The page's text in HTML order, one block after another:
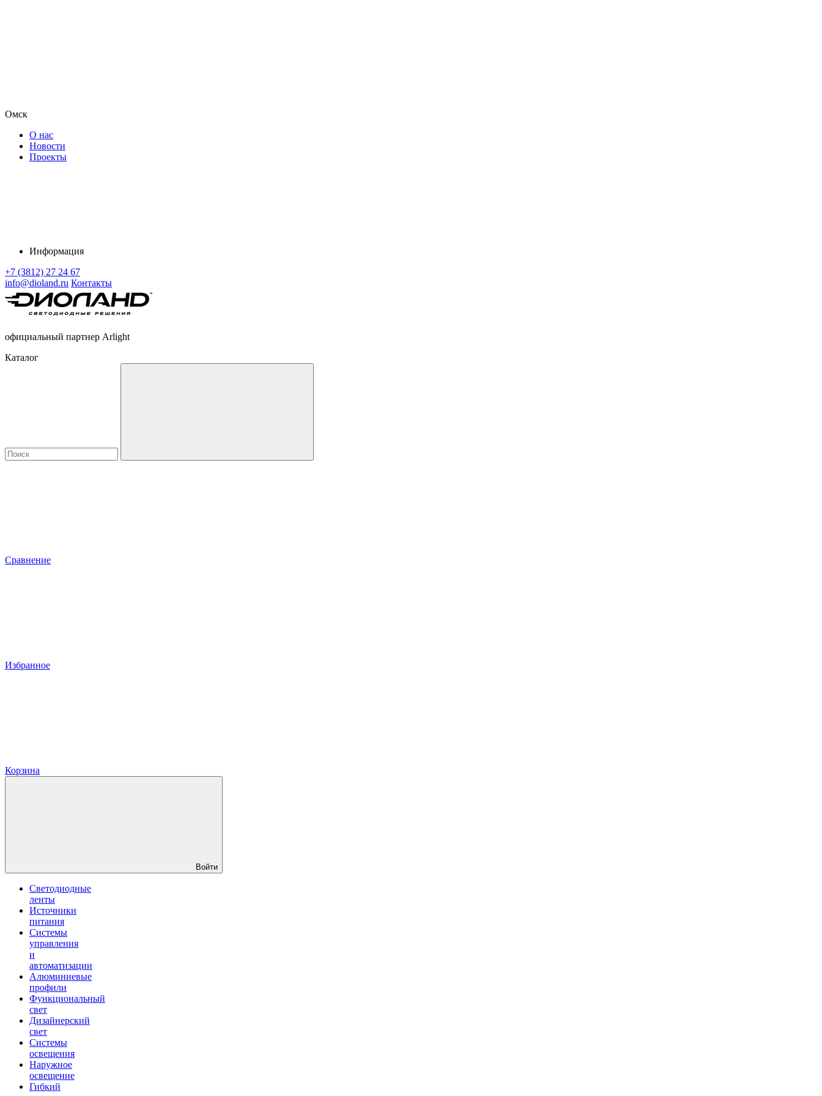
Омск
О нас
Новости
Проекты
Информация
+7 (3812) 27 24 67
info@dioland.ru Контакты
официальный партнер Arlight
Каталог
Сравнение
Избранное
Корзина
Войти
Светодиодные
ленты
Источники
питания
Системы
управления
и
автоматизации
Алюминиевые
профили
Функциональный
свет
Дизайнерский
свет
Системы
освещения
Наружное
освещение
Гибкий